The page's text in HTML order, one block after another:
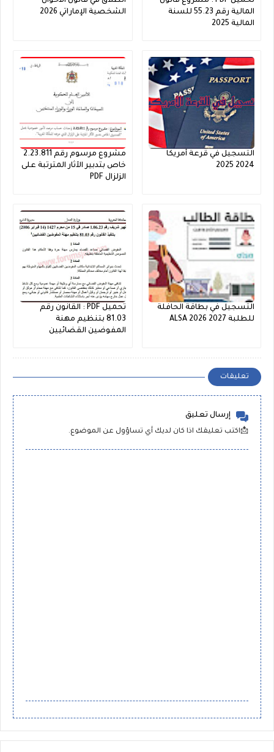
المالية رقم 55.23 للسنة
المالية 2025
الشخصية الإماراتي 2026
التسجيل في قرعة أمريكا
2024 2025
مشروع مرسوم رقم 2.23.811
خاص بتدبير الآثار المترتبة على
الزلزال PDF
التسجيل في بطاقة الحافلة
للطلبة ALSA 2026 2027
تحميل PDF : القانون رقم
81.03 بتنظيم مهنة
المفوضين القضائيين
تعليقات
إرسال تعليق
📩اكتب تعليقك اذا كان لديك أي تساؤول عن الموضوع.